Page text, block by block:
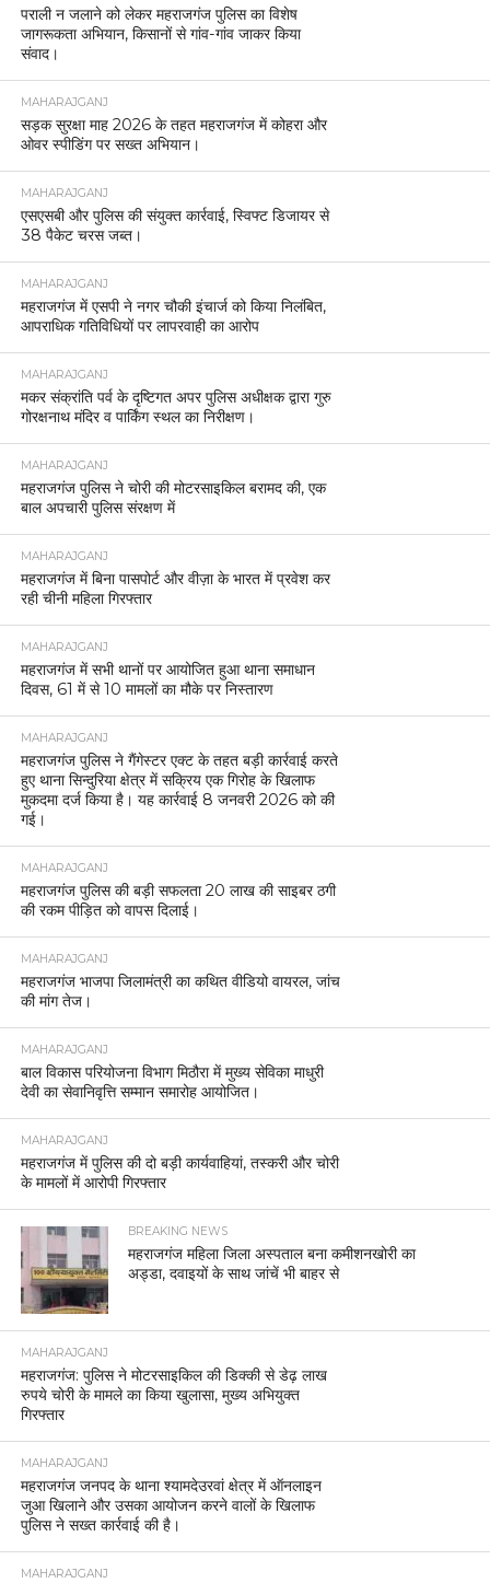
पराली न जलाने को लेकर महराजगंज पुलिस का विशेष
जागरूकता अभियान, किसानों से गांव-गांव जाकर किया
संवाद।
MAHARAJGANJ
सड़क सुरक्षा माह 2026 के तहत महराजगंज में कोहरा और
ओवर स्पीडिंग पर सख्त अभियान।
MAHARAJGANJ
एसएसबी और पुलिस की संयुक्त कार्रवाई, स्विफ्ट डिजायर से
38 पैकेट चरस जब्त।
MAHARAJGANJ
महराजगंज में एसपी ने नगर चौकी इंचार्ज को किया निलंबित,
आपराधिक गतिविधियों पर लापरवाही का आरोप
MAHARAJGANJ
मकर संक्रांति पर्व के दृष्टिगत अपर पुलिस अधीक्षक द्वारा गुरु
गोरक्षनाथ मंदिर व पार्किंग स्थल का निरीक्षण।
MAHARAJGANJ
महराजगंज पुलिस ने चोरी की मोटरसाइकिल बरामद की, एक
बाल अपचारी पुलिस संरक्षण में
MAHARAJGANJ
महराजगंज में बिना पासपोर्ट और वीज़ा के भारत में प्रवेश कर
रही चीनी महिला गिरफ्तार
MAHARAJGANJ
महराजगंज में सभी थानों पर आयोजित हुआ थाना समाधान
दिवस, 61 में से 10 मामलों का मौके पर निस्तारण
MAHARAJGANJ
महराजगंज पुलिस ने गैंगेस्टर एक्ट के तहत बड़ी कार्रवाई करते
हुए थाना सिन्दुरिया क्षेत्र में सक्रिय एक गिरोह के खिलाफ
मुकदमा दर्ज किया है। यह कार्रवाई 8 जनवरी 2026 को की
गई।
MAHARAJGANJ
महराजगंज पुलिस की बड़ी सफलता 20 लाख की साइबर ठगी
की रकम पीड़ित को वापस दिलाई।
MAHARAJGANJ
महराजगंज भाजपा जिलामंत्री का कथित वीडियो वायरल, जांच
की मांग तेज।
MAHARAJGANJ
बाल विकास परियोजना विभाग मिठौरा में मुख्य सेविका माधुरी
देवी का सेवानिवृत्ति सम्मान समारोह आयोजित।
MAHARAJGANJ
महराजगंज में पुलिस की दो बड़ी कार्यवाहियां, तस्करी और चोरी
के मामलों में आरोपी गिरफ्तार
BREAKING NEWS
महराजगंज महिला जिला अस्पताल बना कमीशनखोरी का
अड्डा, दवाइयों के साथ जांचें भी बाहर से
MAHARAJGANJ
महराजगंज: पुलिस ने मोटरसाइकिल की डिक्की से डेढ़ लाख
रुपये चोरी के मामले का किया खुलासा, मुख्य अभियुक्त
गिरफ्तार
MAHARAJGANJ
महराजगंज जनपद के थाना श्यामदेउरवां क्षेत्र में ऑनलाइन
जुआ खिलाने और उसका आयोजन करने वालों के खिलाफ
पुलिस ने सख्त कार्रवाई की है।
MAHARAJGANJ